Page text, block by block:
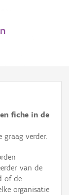
fiche in de
graag verder.
van de
of de
organisatie